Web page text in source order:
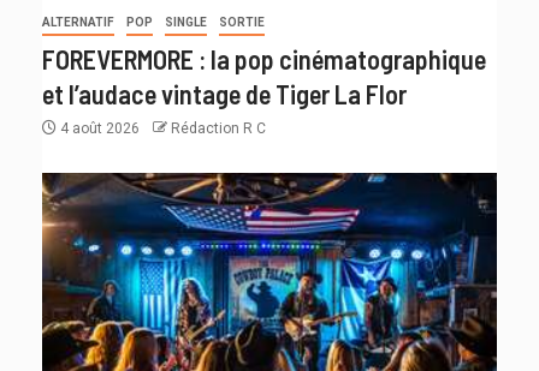
ALTERNATIF POP SINGLE SORTIE
FOREVERMORE : la pop cinématographique
et l’audace vintage de Tiger La Flor
4 août 2026 Rédaction R C